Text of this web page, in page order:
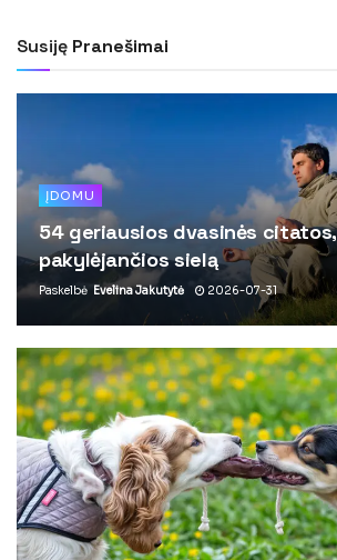
Susiję Pranešimai
ĮDOMU
54 geriausios dvasinės citatos,
pakylėjančios sielą
Paskelbė Evelina Jakutytė 2026-07-31